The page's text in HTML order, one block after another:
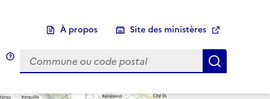
À propos Site des ministères
Choix d'une commune
Infobulle